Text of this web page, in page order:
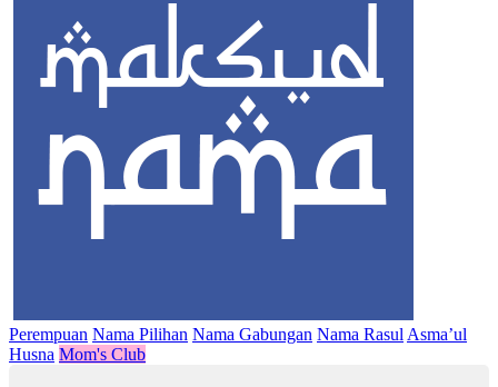
Perempuan Nama Pilihan Nama Gabungan Nama Rasul Asma’ul
Husna Mom's Club